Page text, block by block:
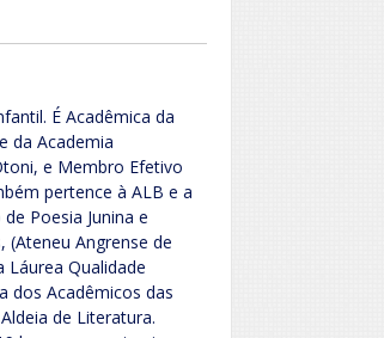
É Acadêmica da
da Academia
e Membro Efetivo
pertence à ALB e a
Poesia Junina e
(Ateneu Angrense de
Láurea Qualidade
dos Acadêmicos das
de Literatura.